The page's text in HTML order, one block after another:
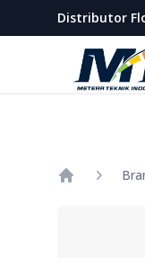
Distributor
Metera